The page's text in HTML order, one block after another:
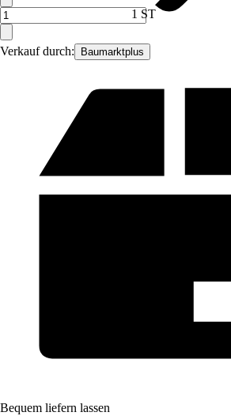
Verkauf durch: Baumarktplus
1 ST
Bequem liefern lassen